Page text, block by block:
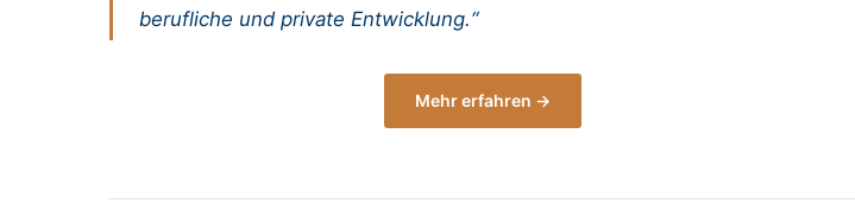
berufliche und private Entwicklung.“
Mehr erfahren →